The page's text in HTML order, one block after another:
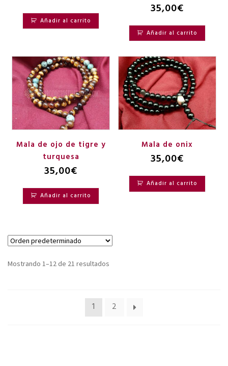
Añadir al carrito
35,00€
Añadir al carrito
Mala de ojo de tigre y
turquesa
35,00€
Añadir al carrito
Mala de onix
35,00€
Añadir al carrito
Mostrando 1–12 de 21 resultados
1 2